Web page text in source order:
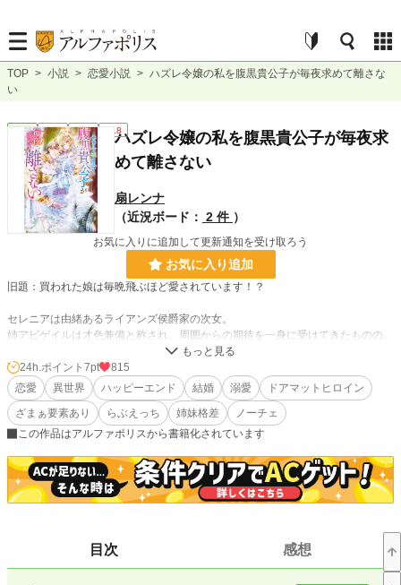
TOP > 小説 > 恋愛小説 > ハズレ令嬢の私を腹黒貴公子が毎夜求めて離さな
い
恋愛 完結 長編 R18ハズレ令嬢の私を腹黒貴公子が毎夜求
めて離さない
扇レンナ
（近況ボード： 2 件 ）
お気に入りに追加して更新通知を受け取ろう
お気に入り追加
旧題：買われた娘は毎晩飛ぶほど愛されています！？
セレニアは由緒あるライアンズ侯爵家の次女。
姉アビゲイルは才色兼備と称され、周囲からの期待を一身に受けてきたものの、
セレニアは実の両親からも放置気味。将来に期待されることなどなかった。
だが、そんな日々が変わったのは父親が投資詐欺に引っ掛かり多額の借金を作っ
てきたことがきっかけだった。
――このままでは、アビゲイルの将来が危うい。
そう思った父はセレニアに「成金男爵家に嫁いで来い」と命じた。曰く、相手の
男爵家は爵位が上の貴族とのつながりを求めていると。コネをつなぐ代わりに借
金を肩代わりしてもらうと。
婚することになる。
ジュードは一代で巨大な富を築き爵位を買った男性。セレニアは彼を仕事人間だ
24h.ポイント 7pt
815
恋愛
異世界 ハッピーエンド 結婚 溺愛
ドアマットヒロイン
ざまぁ要素あり
らぶえっち 姉妹格差
ノーチェ
この作品はアルファポリスから書籍化されています
目次 感想